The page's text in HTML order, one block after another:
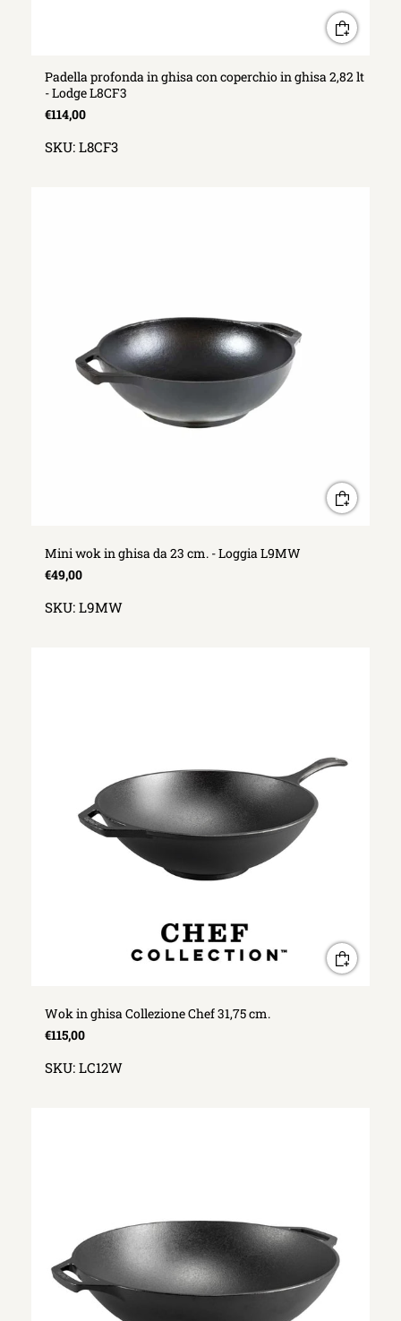
Padella profonda in ghisa con coperchio in ghisa 2,82 lt
- Lodge L8CF3
€114,00
SKU: L8CF3
Mini wok in ghisa da 23 cm. - Loggia L9MW
€49,00
SKU: L9MW
Wok in ghisa Collezione Chef 31,75 cm.
€115,00
SKU: LC12W